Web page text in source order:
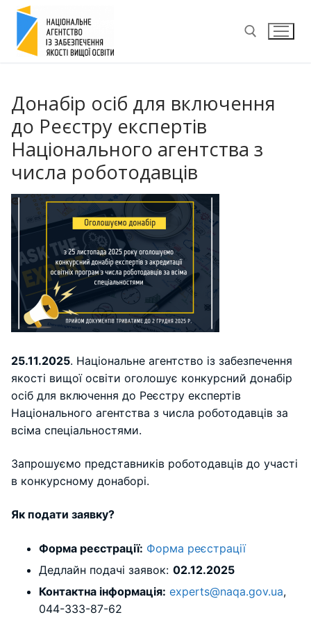
Перейти
вмісту
Донабір осіб для включення
до Реєстру експертів
Національного агентства з
числа роботодавців
25.11.2025. Національне агентство із забезпечення
якості вищої освіти оголошує конкурсний донабір
осіб для включення до Реєстру експертів
Національного агентства з числа роботодавців за
всіма спеціальностями.
Запрошуємо представників роботодавців до участі
в конкурсному донаборі.
Як подати заявку?
Форма реєстрації: Форма реєстрації
Дедлайн подачі заявок: 02.12.2025
Контактна інформація: experts@naqa.gov.ua,
044-333-87-62